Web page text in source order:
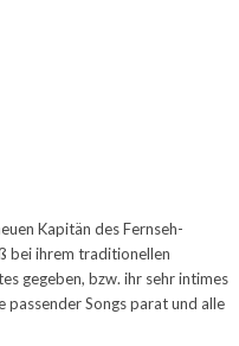
Kapitän des Fernseh-
bei ihrem traditionellen
gegeben, bzw. ihr sehr intimes
passender Songs parat und alle